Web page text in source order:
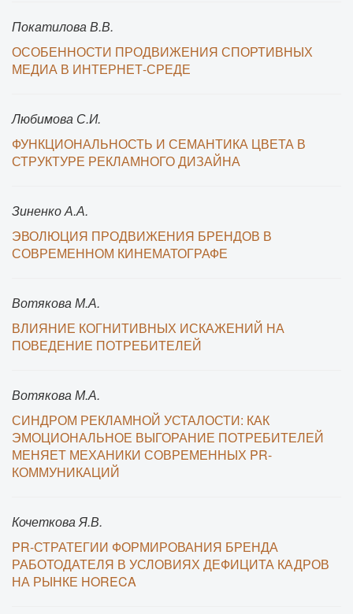
Покатилова В.В.
ОСОБЕННОСТИ ПРОДВИЖЕНИЯ СПОРТИВНЫХ
МЕДИА В ИНТЕРНЕТ-СРЕДЕ
Любимова С.И.
ФУНКЦИОНАЛЬНОСТЬ И СЕМАНТИКА ЦВЕТА В
СТРУКТУРЕ РЕКЛАМНОГО ДИЗАЙНА
Зиненко А.А.
ЭВОЛЮЦИЯ ПРОДВИЖЕНИЯ БРЕНДОВ В
СОВРЕМЕННОМ КИНЕМАТОГРАФЕ
Вотякова М.А.
ВЛИЯНИЕ КОГНИТИВНЫХ ИСКАЖЕНИЙ НА
ПОВЕДЕНИЕ ПОТРЕБИТЕЛЕЙ
Вотякова М.А.
СИНДРОМ РЕКЛАМНОЙ УСТАЛОСТИ: КАК
ЭМОЦИОНАЛЬНОЕ ВЫГОРАНИЕ ПОТРЕБИТЕЛЕЙ
МЕНЯЕТ МЕХАНИКИ СОВРЕМЕННЫХ PR-
КОММУНИКАЦИЙ
Кочеткова Я.В.
PR-СТРАТЕГИИ ФОРМИРОВАНИЯ БРЕНДА
РАБОТОДАТЕЛЯ В УСЛОВИЯХ ДЕФИЦИТА КАДРОВ
НА РЫНКЕ HORECA